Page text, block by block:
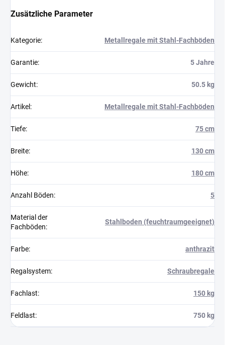
Zusätzliche Parameter
Kategorie: Metallregale mit Stahl-Fachböden
Garantie: 5 Jahre
Gewicht: 50.5 kg
Artikel : Metallregale mit Stahl-Fachböden
Tiefe: 75 cm
Breite: 130 cm
Höhe: 180 cm
Anzahl Böden: 5
Material der
Fachböden:
Stahlboden (feuchtraumgeeignet)
Farbe: anthrazit
Regalsystem: Schraubregale
Fachlast: 150 kg
Feldlast: 750 kg